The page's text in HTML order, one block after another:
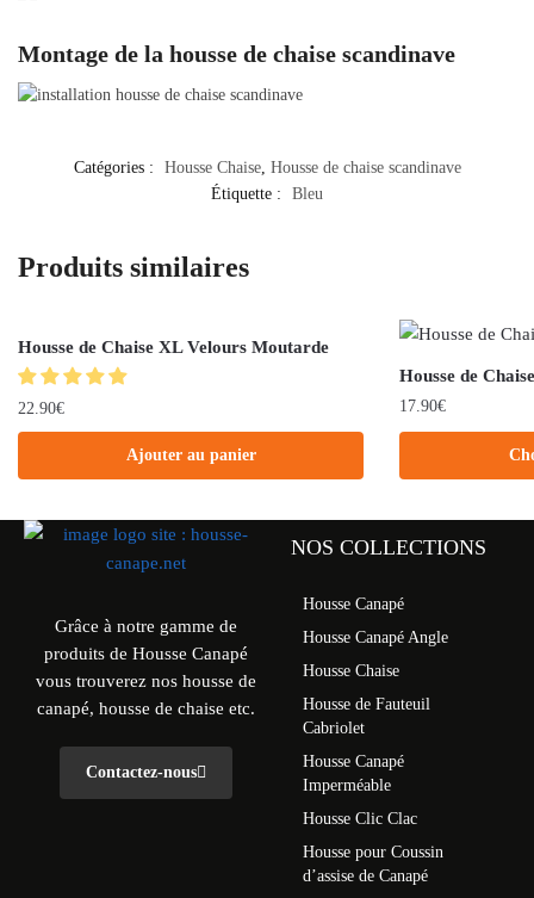
Montage de la housse de chaise scandinave
Catégories : Housse Chaise, Housse de chaise scandinave
Étiquette :
Bleu
Produits similaires
Housse de Chaise XL Velours Moutarde
22.90€
Ajouter au panier
Housse de
17.90€
Grâce à notre gamme de
produits de Housse Canapé
vous trouverez nos housse de
canapé, housse de chaise etc.
Contactez-nous
NOS COLLECTIONS
Housse Canapé
Housse Canapé Angle
Housse Chaise
Housse de Fauteuil
Cabriolet
Housse Canapé
Imperméable
Housse Clic Clac
Housse pour Coussin
d’assise de Canapé